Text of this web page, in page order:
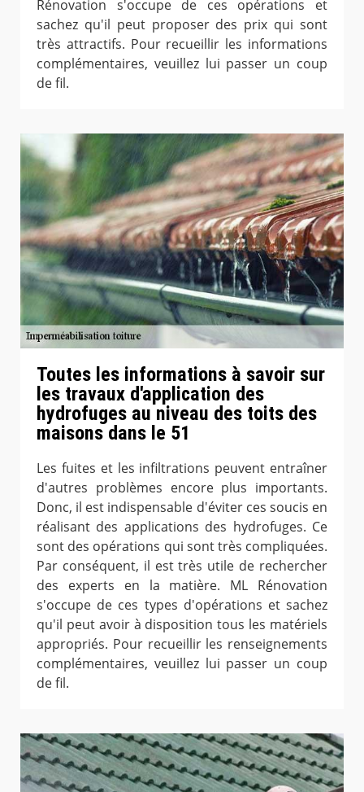
Rénovation s'occupe de ces opérations et
sachez qu'il peut proposer des prix qui sont
très attractifs. Pour recueillir les informations
complémentaires, veuillez lui passer un coup
de fil.
Toutes les informations à savoir sur
les travaux d'application des
hydrofuges au niveau des toits des
maisons dans le 51
Les fuites et les infiltrations peuvent entraîner
d'autres problèmes encore plus importants.
Donc, il est indispensable d'éviter ces soucis en
réalisant des applications des hydrofuges. Ce
sont des opérations qui sont très compliquées.
Par conséquent, il est très utile de rechercher
des experts en la matière. ML Rénovation
s'occupe de ces types d'opérations et sachez
qu'il peut avoir à disposition tous les matériels
appropriés. Pour recueillir les renseignements
complémentaires, veuillez lui passer un coup
de fil.